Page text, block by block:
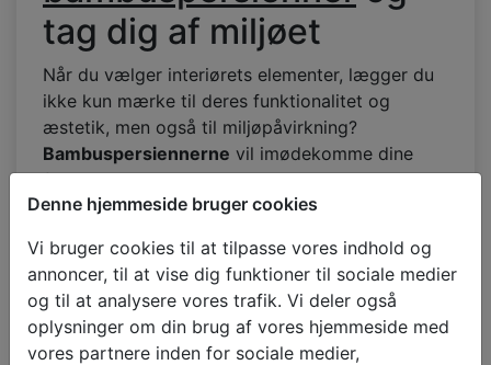
Denne hjemmeside bruger cookies
Vi bruger cookies til at tilpasse vores indhold og
annoncer, til at vise dig funktioner til sociale medier
og til at analysere vores trafik. Vi deler også
oplysninger om din brug af vores hjemmeside med
vores partnere inden for sociale medier,
tag dig af miljøet
Når du vælger interiørets elementer, lægger du
ikke kun mærke til deres funktionalitet og
æstetik, men også til miljøpåvirkning?
Bambuspersiennerne vil imødekomme dine
forventninger i enhver henseende. Denne løsning
er betydeligt populær blandt forbrugere med
for vinduesbeklædning lavet af syntetiske
materialer. Bambus, som er en helt naturlig,
bredt tilgængelig og hurtigt vedvarende
ressource er et helt miljøvenligt valg.